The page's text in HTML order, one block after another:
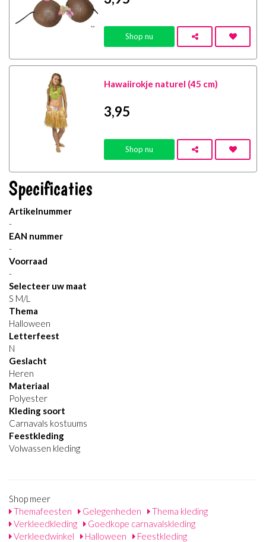
Shop nu
Hawaiirokje naturel (45 cm)
3,95
Shop nu
Specificaties
Artikelnummer
-
EAN nummer
-
Voorraad
-
Selecteer uw maat
S M/L
Thema
Halloween
Letterfeest
N
Geslacht
Heren
Materiaal
Polyester
Kleding soort
Carnavals kostuums
Feestkleding
Volwassen kleding
Shop meer
Themafeesten
Gelegenheden
Thema kleding
Verkleedkleding
Goedkope carnavalskleding
Verkleedwinkel
Halloween
Feestkleding